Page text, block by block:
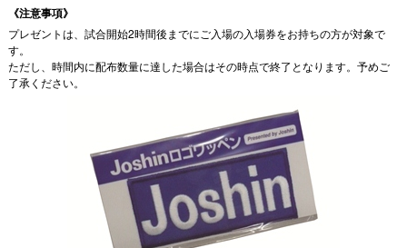
《注意事項》
プレゼントは、試合開始2時間後までにご入場の入場券をお持ちの方が対象で
す。
ただし、時間内に配布数量に達した場合はその時点で終了となります。予めご
了承ください。